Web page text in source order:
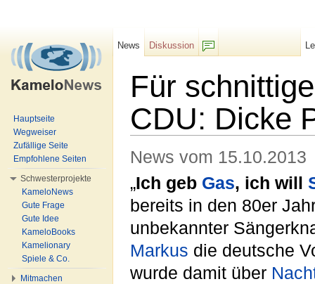
Für
CDU: Dicke
News vom 15.10.2013
„Ich geb Gas, ich will
bereits in den 80er
unbekannter
Markus die deutsche
wurde damit über
News
Diskussion
Hauptseite
Wegweiser
Zufällige Seite
Empfohlene Seiten
Schwesterprojekte
KameloNews
Gute Frage
Gute Idee
KameloBooks
Kamelionary
Spiele & Co.
Mitmachen